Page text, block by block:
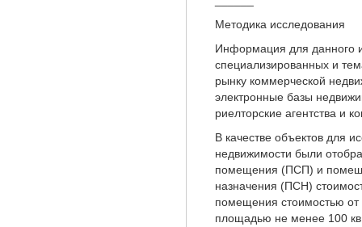
Методика исследования
Информация для данного
специализированных и
рынку коммерческой
электронные базы
риелторские агентства и
В качестве объектов для
недвижимости были
помещения (ПСП) и
назначения (ПСН)
помещения стоимостью
площадью не менее 100